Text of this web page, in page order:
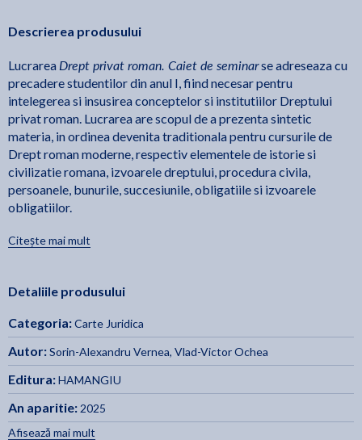
Descrierea produsului
Lucrarea Drept privat roman. Caiet de seminarse adreseaza cu
precadere studentilor din anul I, fiind necesar pentru
intelegerea si insusirea conceptelor si institutiilor Dreptului
privat roman. Lucrarea are scopul de a prezenta sintetic
materia, in ordinea devenita traditionala pentru cursurile de
Drept roman moderne, respectiv elementele de istorie si
civilizatie romana, izvoarele dreptului, procedura civila,
persoanele, bunurile, succesiunile, obligatiile si izvoarele
obligatiilor.
In egala masura, lucrarea
cu explicatii punctuale asupra problemelor de drept dificile din
Autorii, membri ai corpului didactic al Facultatii de Drept a
Universitatii din Bucuresti, au urmarit sa explice elementele
esentiale ale traditiei juridice romane, indispensabile in
formarea oricarui viitor jurist
Citește mai mult
Detaliile produsului
Categoria:Carte Juridica
Autor:Sorin-Alexandru Vernea, Vlad-Victor Ochea
Editura:HAMANGIU
An aparitie: 2025
Afisează mai mult